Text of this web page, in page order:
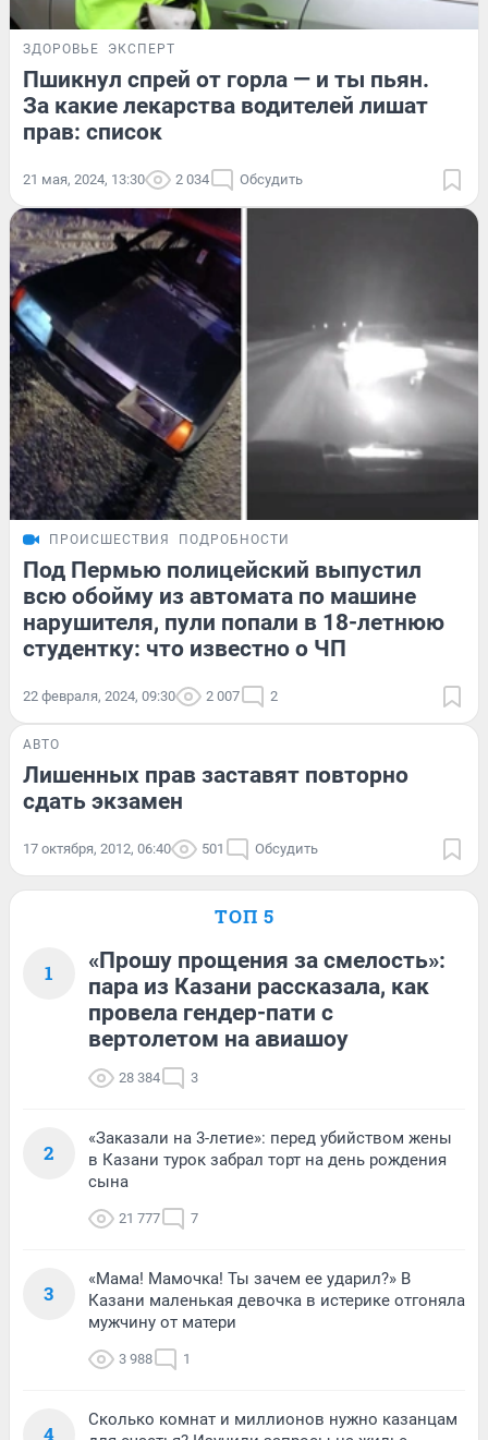
ЗДОРОВЬЕ ЭКСПЕРТ
Пшикнул спрей от горла — и ты пьян.
За какие лекарства водителей лишат
прав: список
21 мая, 2024, 13:30 2 034 Обсудить
ПРОИСШЕСТВИЯ ПОДРОБНОСТИ
Под Пермью полицейский выпустил
всю обойму из автомата по машине
нарушителя, пули попали в 18-летнюю
студентку: что известно о ЧП
22 февраля, 2024, 09:30 2 007 2
АВТО
Лишенных прав заставят повторно
сдать экзамен
17 октября, 2012, 06:40 501 Обсудить
ТОП 5
1
«Прошу прощения за смелость»:
пара из Казани рассказала, как
провела гендер-пати с
вертолетом на авиашоу
28 384 3
2
«Заказали на 3-летие»: перед убийством жены
в Казани турок забрал торт на день рождения
сына
21 777 7
3
«Мама! Мамочка! Ты зачем ее ударил?» В
Казани маленькая девочка в истерике отгоняла
мужчину от матери
3 988 1
4
Сколько комнат и миллионов нужно казанцам